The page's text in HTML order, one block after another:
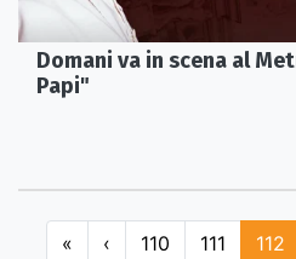
Domani va in scena al
Papi"
« ‹ 110 111 112